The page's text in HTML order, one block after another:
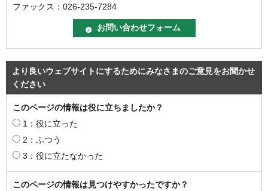
ファックス：026-235-7284
より良いウェブサイトにするためにみなさまのご意見をお聞かせ
ください
このページの情報は役に立ちましたか？
1：役に立った
2：ふつう
3：役に立たなかった
このページの情報は見つけやすかったですか？